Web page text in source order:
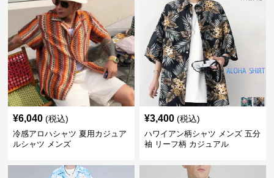
¥6,040 (税込)
冷感アロハシャツ 夏用カジュア
ルシャツ メンズ
¥3,400 (税込)
ハワイアン柄シャツ メンズ 五分
袖 リーフ柄 カジュアル